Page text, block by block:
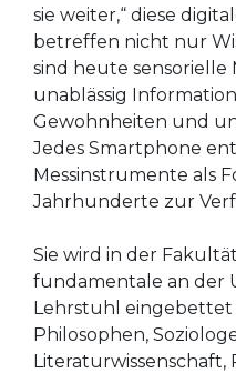
sie weiter,“ diese
betreffen nicht nur
sind heute sensorielle
unablässig
Gewohnheiten und
Jedes Smartphone
Messinstrumente als
Jahrhunderte zur
Sie wird in der
fundamentale an der
Lehrstuhl eingebettet
Philosophen,